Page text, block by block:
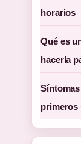
horarios
Qué es
hacerla
primeros